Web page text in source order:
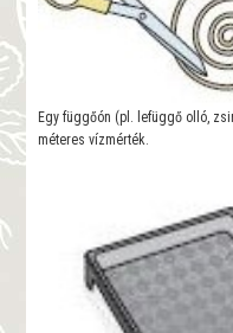
Egy függőón (pl. lefüggő olló,
méteres vízmérték.